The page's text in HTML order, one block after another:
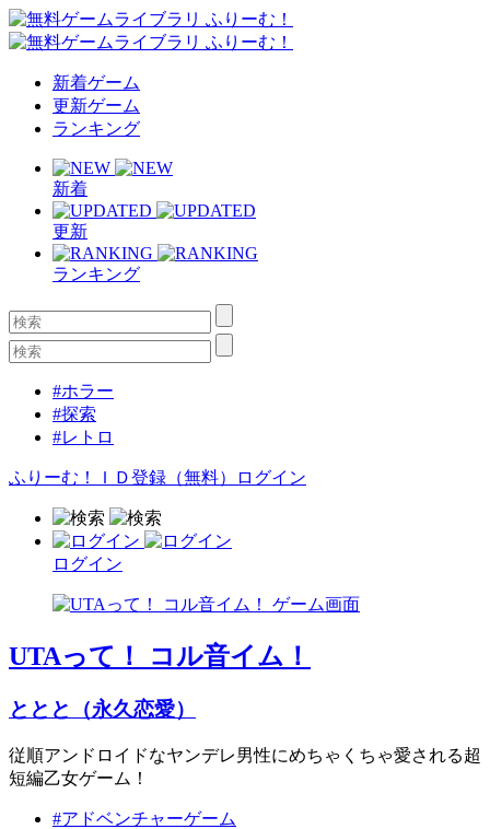
新着ゲーム
更新ゲーム
ランキング
新着
更新
ランキング
#ホラー
#探索
#レトロ
ふりーむ！ＩＤ登録（無料） ログイン
ログイン
UTAって！ コル音イム！
ととと（永久恋愛）
従順アンドロイドなヤンデレ男性にめちゃくちゃ愛される超
短編乙女ゲーム！
#アドベンチャーゲーム